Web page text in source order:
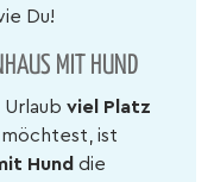
Du!
MIT HUND
viel Platz
ist
Hund die